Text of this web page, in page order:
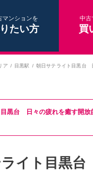
マンションを
たい方
中古
買
ア 目黒駅 朝日サテライト目黒台
黒台 日々の疲れを癒す開放
イト目黒